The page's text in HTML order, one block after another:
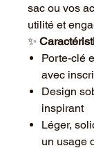
sac ou vos
utilité et
✨
Porte-clé
avec
Design
inspirant
Léger,
un usage